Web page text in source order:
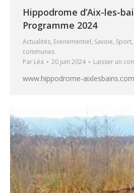
Hippodrome d’Aix-les-
Programme 2024
Actualités, Evenementiel, Savoie, Sport,
communes
Par Léa 20 juin 2024 Laisser un
www.hippodrome-aixlesbains.com